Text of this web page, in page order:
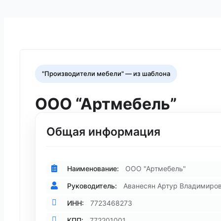
"Производители мебели" — из шаблона
ООО “Артмебель”
Общая информация
Наименование: ООО "Артмебель"
Руководитель: Аванесян Артур
ИНН: 7723468273